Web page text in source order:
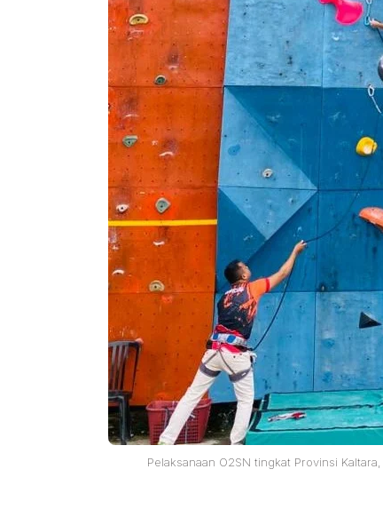
Pelaksanaan O2SN tingkat Provinsi